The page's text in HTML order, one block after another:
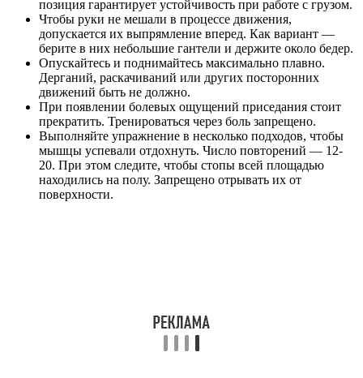
позиция гарантирует устойчивость при работе с грузом.
Чтобы руки не мешали в процессе движения,
допускается их выпрямление вперед. Как вариант —
берите в них небольшие гантели и держите около бедер.
Опускайтесь и поднимайтесь максимально плавно.
Дерганий, раскачиваний или других посторонних
движений быть не должно.
При появлении болевых ощущений приседания стоит
прекратить. Тренироваться через боль запрещено.
Выполняйте упражнение в несколько подходов, чтобы
мышцы успевали отдохнуть. Число повторений — 12-
20. При этом следите, чтобы стопы всей площадью
находились на полу. Запрещено отрывать их от
поверхности.